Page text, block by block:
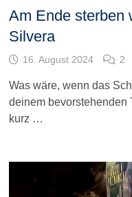
Am Ende sterben
Silvera
16. August 2024 2
Was wäre, wenn das
deinem bevorstehenden
kurz …